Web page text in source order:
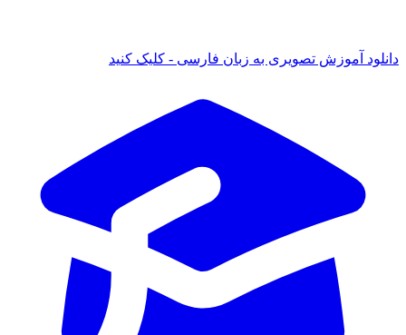
آموزش تصویری به زبان فارسی - کلیک کنید